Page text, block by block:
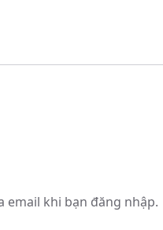
email khi bạn đăng nhập.